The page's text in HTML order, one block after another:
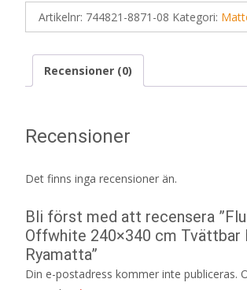
Artikelnr: 744821-8871-08 Kategori:
Recensioner (0)
Recensioner
Det finns inga recensioner än.
Bli först med att recensera
Offwhite 240×340 cm Tvättbar
Ryamatta”
Din e-postadress kommer inte publiceras.